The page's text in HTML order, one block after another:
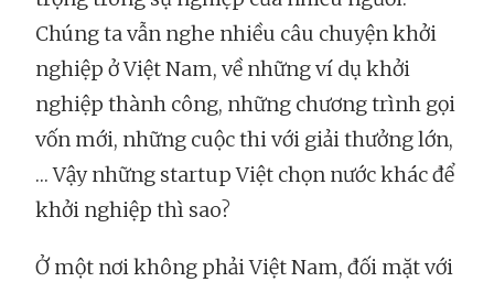
Chúng ta vẫn nghe nhiều câu chuyện khởi
nghiệp ở Việt Nam, về những ví dụ khởi
nghiệp thành công, những chương trình gọi
vốn mới, những cuộc thi với giải thưởng lớn,
… Vậy những startup Việt chọn nước khác để
khởi nghiệp thì sao?
Ở một nơi không phải Việt Nam, đối mặt với